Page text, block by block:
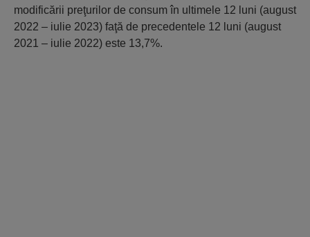
modificării preţurilor de consum în ultimele 12 luni (august
2022 – iulie 2023) faţă de precedentele 12 luni (august
2021 – iulie 2022) este 13,7%.